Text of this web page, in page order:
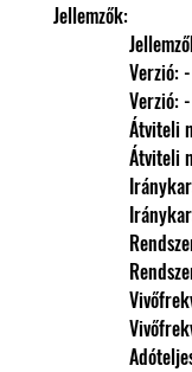
Jellemzők:
                Verzió: -
                Verzió: -